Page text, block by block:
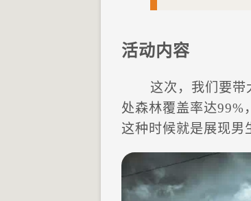
活动内容
这次，我们要带
处森林覆盖率达99%
这种时候就是展现男